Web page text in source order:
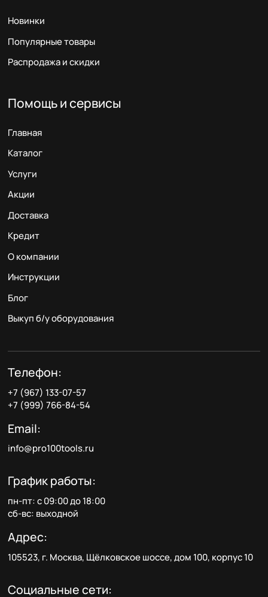
Новинки
Популярные товары
Распродажа и скидки
Помощь и сервисы
Главная
Каталог
Услуги
Акции
Доставка
Кредит
О компании
Инструкции
Блог
Выкуп б/у оборудования
Телефон:
+7 (967) 133-07-57
+7 (999) 766-84-54
Email:
info@pro100tools.ru
График работы:
пн-пт: с 09:00 до 18:00
сб-вс: выходной
Адрес:
105523, г. Москва, Щёлковское шоссе, дом 100, корпус 10
Социальные сети: